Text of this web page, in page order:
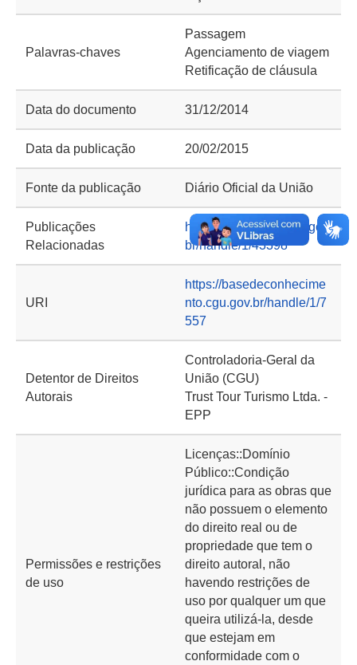
Palavras-chaves
Passagem
Agenciamento de viagem
Retificação de cláusula
Data do documento 31/12/2014
Data da publicação 20/02/2015
Fonte da publicação Diário Oficial da União
Publicações
Relacionadas
https://repositorio.cgu.gov.
br/handle/1/43398
URI
https://basedeconhecime
nto.cgu.gov.br/handle/1/7
557
Detentor de Direitos
Autorais
Controladoria-Geral da
União (CGU)
Trust Tour Turismo Ltda. -
EPP
Permissões e restrições
de uso
Licenças::Domínio
Público::Condição
jurídica para as obras que
não possuem o elemento
do direito real ou de
propriedade que tem o
direito autoral, não
havendo restrições de
uso por qualquer um que
queira utilizá-la, desde
que estejam em
conformidade com o